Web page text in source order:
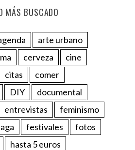
MÁS BUSCADO
arte urbano
cerveza
cine
citas
comer
DIY
documental
entrevistas
feminismo
festivales
fotos
hasta 5 euros